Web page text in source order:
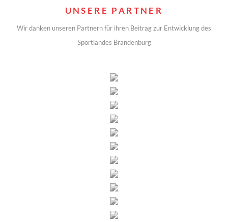
UNSERE PARTNER
Wir danken unseren Partnern für ihren Beitrag zur Entwicklung des
Sportlandes Brandenburg